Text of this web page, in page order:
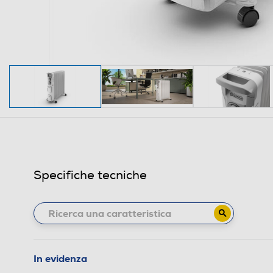
Specifiche tecniche
In evidenza